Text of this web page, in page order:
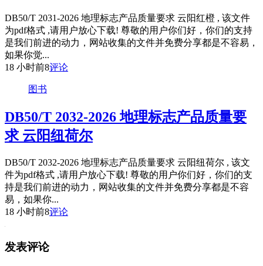
DB50/T 2031-2026 地理标志产品质量要求 云阳红橙 , 该文件
为pdf格式 ,请用户放心下载! 尊敬的用户你们好，你们的支持
是我们前进的动力，网站收集的文件并免费分享都是不容易，
如果你觉...
18 小时前8评论
图书
DB50/T 2032-2026 地理标志产品质量要
求 云阳纽荷尔
DB50/T 2032-2026 地理标志产品质量要求 云阳纽荷尔 , 该文
件为pdf格式 ,请用户放心下载! 尊敬的用户你们好，你们的支
持是我们前进的动力，网站收集的文件并免费分享都是不容
易，如果你...
18 小时前8评论
发表评论